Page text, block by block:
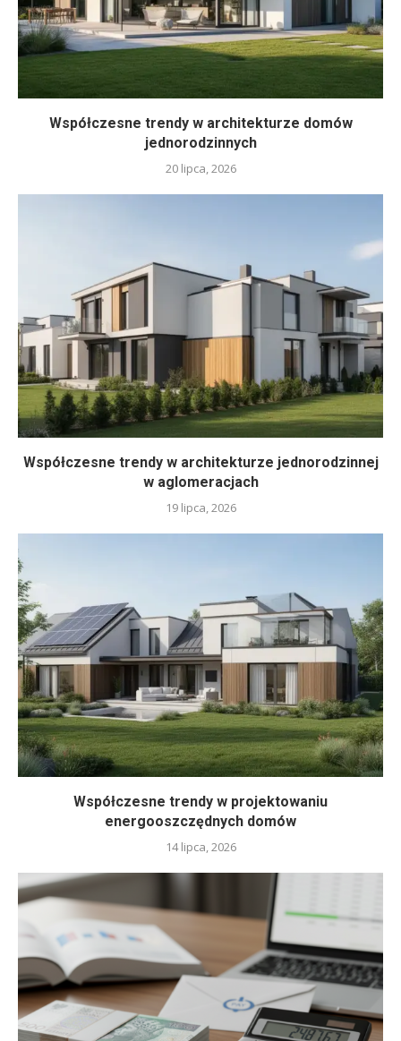
Współczesne trendy w architekturze domów
jednorodzinnych
20 lipca, 2026
Współczesne trendy w architekturze jednorodzinnej
w aglomeracjach
19 lipca, 2026
Współczesne trendy w projektowaniu
energooszczędnych domów
14 lipca, 2026